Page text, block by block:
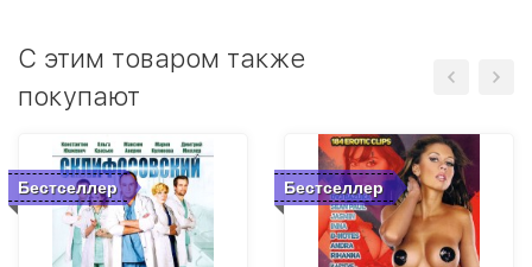
C этим товаром также
покупают
Бестселлер Бестселлер